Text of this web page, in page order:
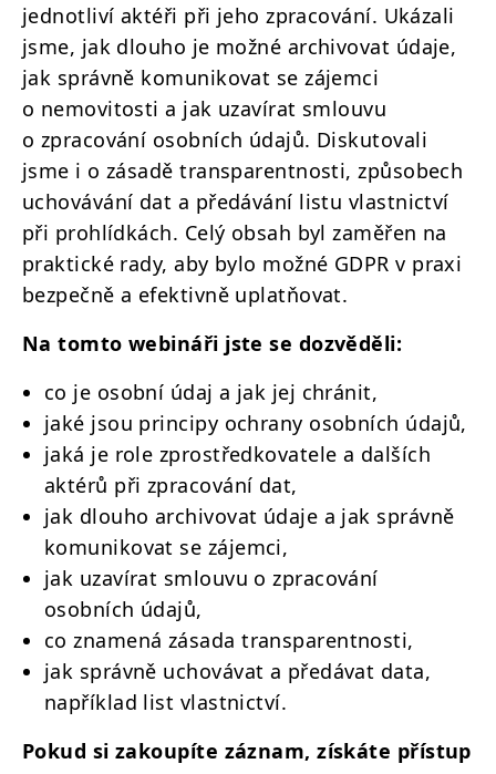
jednotliví aktéři při jeho zpracování. Ukázali
jsme, jak dlouho je možné archivovat údaje,
jak správně komunikovat se zájemci
o nemovitosti a jak uzavírat smlouvu
o zpracování osobních údajů. Diskutovali
jsme i o zásadě transparentnosti, způsobech
uchovávání dat a předávání listu vlastnictví
při prohlídkách. Celý obsah byl zaměřen na
praktické rady, aby bylo možné GDPR v praxi
bezpečně a efektivně uplatňovat.
Na tomto webináři jste se dozvěděli:
co je osobní údaj a jak jej chránit,
jaké jsou principy ochrany osobních údajů,
jaká je role zprostředkovatele a dalších
aktérů při zpracování dat,
jak dlouho archivovat údaje a jak správně
komunikovat se zájemci,
jak uzavírat smlouvu o zpracování
osobních údajů,
co znamená zásada transparentnosti,
jak správně uchovávat a předávat data,
například list vlastnictví.
Pokud si zakoupíte záznam, získáte přístup